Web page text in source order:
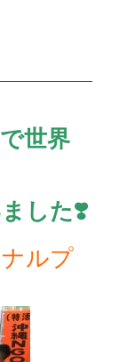
世界
した❣️
ルプ